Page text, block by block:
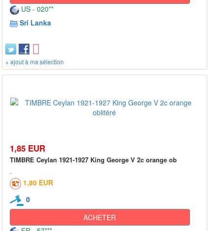
US - 020**
Sri Lanka
+ ajout à ma sélection
1,85 EUR
TIMBRE Ceylan 1921-1927 King George V 2c orange ob
1,80 EUR
0
ACHETER